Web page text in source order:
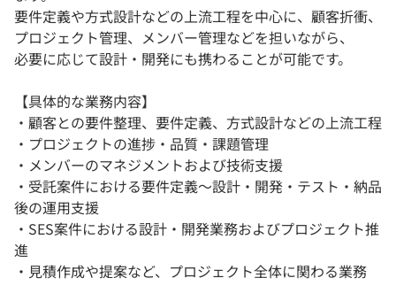
要件定義や方式設計などの上流工程を中心に、顧客折衝、
プロジェクト管理、メンバー管理などを担いながら、
必要に応じて設計・開発にも携わることが可能です。
【具体的な業務内容】
・顧客との要件整理、要件定義、方式設計などの上流工程
・プロジェクトの進捗・品質・課題管理
・メンバーのマネジメントおよび技術支援
・受託案件における要件定義～設計・開発・テスト・納品
後の運用支援
・SES案件における設計・開発業務およびプロジェクト推
進
・見積作成や提案など、プロジェクト全体に関わる業務